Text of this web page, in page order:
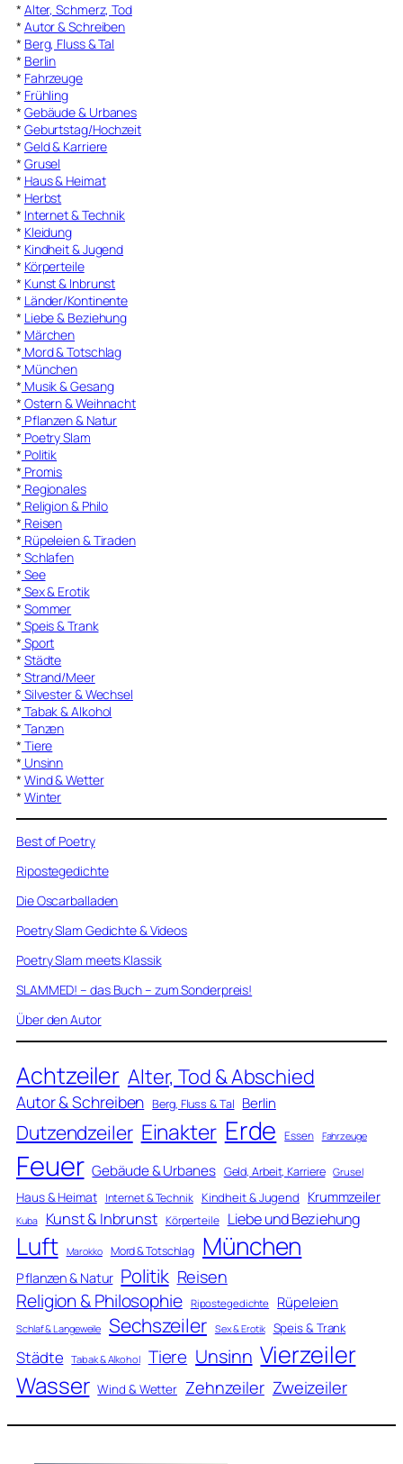
* Alter, Schmerz, Tod
* Autor & Schreiben
* Berg, Fluss & Tal
* Berlin
* Fahrzeuge
* Frühling
* Gebäude & Urbanes
* Geburtstag/Hochzeit
* Geld & Karriere
* Grusel
* Haus & Heimat
* Herbst
* Internet & Technik
* Kleidung
* Kindheit & Jugend
* Körperteile
* Kunst & Inbrunst
* Länder/Kontinente
* Liebe & Beziehung
* Märchen
* Mord & Totschlag
* München
* Musik & Gesang
* Ostern & Weihnacht
* Pflanzen & Natur
* Poetry Slam
* Politik
* Promis
* Regionales
* Religion & Philo
* Reisen
* Rüpeleien & Tiraden
* Schlafen
* See
* Sex & Erotik
* Sommer
* Speis & Trank
* Sport
* Städte
* Strand/Meer
* Silvester & Wechsel
* Tabak & Alkohol
* Tanzen
* Tiere
* Unsinn
* Wind & Wetter
* Winter
Best of Poetry
Ripostegedichte
Die Oscarballaden
Poetry Slam Gedichte & Videos
Poetry Slam meets Klassik
SLAMMED! – das Buch – zum Sonderpreis!
Über den Autor
Achtzeiler Alter, Tod & Abschied
Autor & Schreiben Berg, Fluss & Tal Berlin
Dutzendzeiler Einakter Erde Essen Fahrzeuge
Feuer Gebäude & Urbanes Geld, Arbeit, Karriere Grusel
Haus & Heimat Internet & Technik Kindheit & Jugend Krummzeiler
Kuba Kunst & Inbrunst Körperteile Liebe und Beziehung
Luft Marokko Mord & Totschlag München
Pflanzen & Natur Politik Reisen
Religion & Philosophie Ripostegedichte Rüpeleien
Schlaf & Langeweile Sechszeiler Sex & Erotik Speis & Trank
Städte Tabak & Alkohol Tiere Unsinn Vierzeiler
Wasser Wind & Wetter Zehnzeiler Zweizeiler